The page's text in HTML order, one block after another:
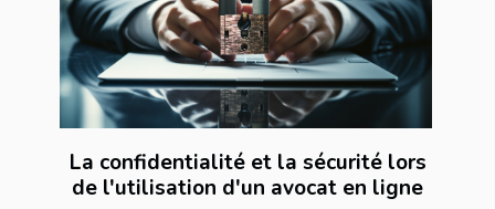
La confidentialité et la sécurité lors
de l'utilisation d'un avocat en ligne